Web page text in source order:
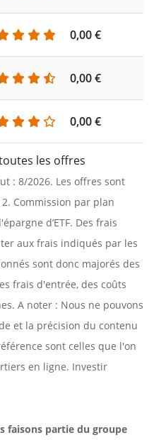
0,00 €
0,00 €
0,00 €
les offres
: 8/2026. Les offres sont
Commission par plan
d’ETF. Des frais
aux frais indiqués par les
sont donc majorés des
frais d'entrée, des coûts
A noter : Nous ne pouvons
et la précision du contenu
sont celles que l'on
en ligne. Investir
faisons partie du groupe